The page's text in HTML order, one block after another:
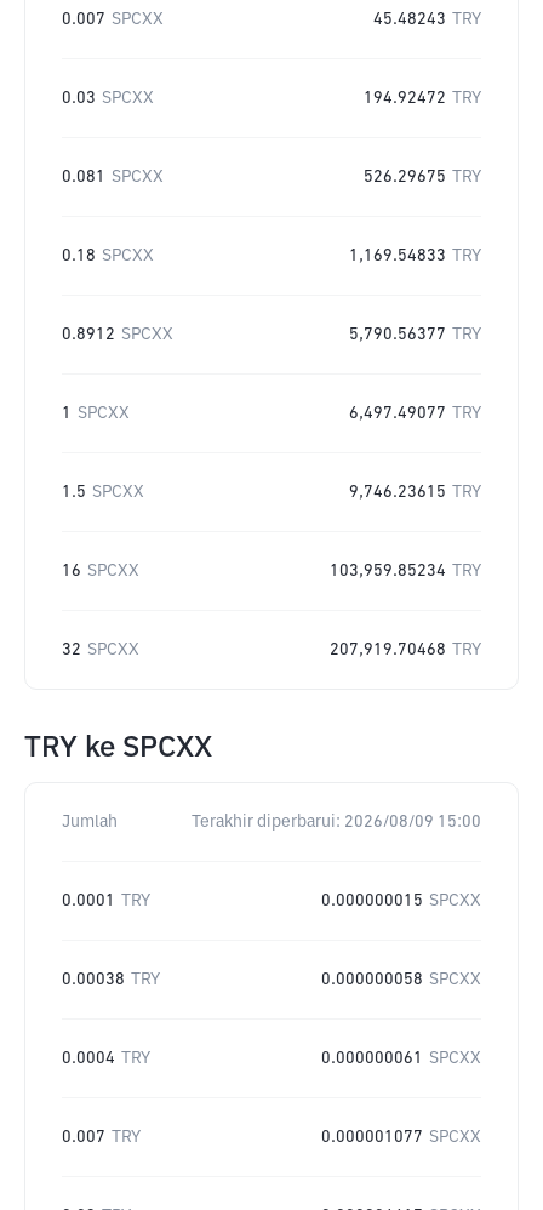
0.007 SPCXX 45.48243 TRY
0.03 SPCXX 194.92472 TRY
0.081 SPCXX 526.29675 TRY
0.18 SPCXX 1,169.54833 TRY
0.8912 SPCXX 5,790.56377 TRY
1 SPCXX 6,497.49077 TRY
1.5 SPCXX 9,746.23615 TRY
16 SPCXX 103,959.85234 TRY
32 SPCXX 207,919.70468 TRY
TRY ke SPCXX
Jumlah Terakhir diperbarui: 2026/08/09 15:00
0.0001 TRY 0.000000015 SPCXX
0.00038 TRY 0.000000058 SPCXX
0.0004 TRY 0.000000061 SPCXX
0.007 TRY 0.000001077 SPCXX